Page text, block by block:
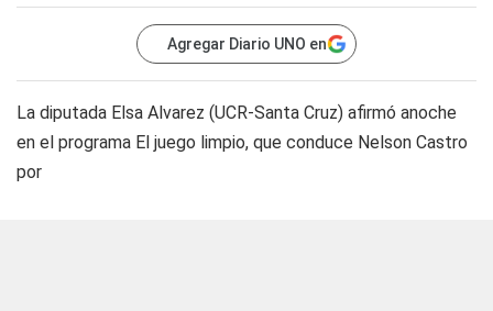
Agregar Diario UNO en
La diputada Elsa Alvarez (UCR-Santa Cruz) afirmó anoche
en el programa El juego limpio, que conduce Nelson Castro
por